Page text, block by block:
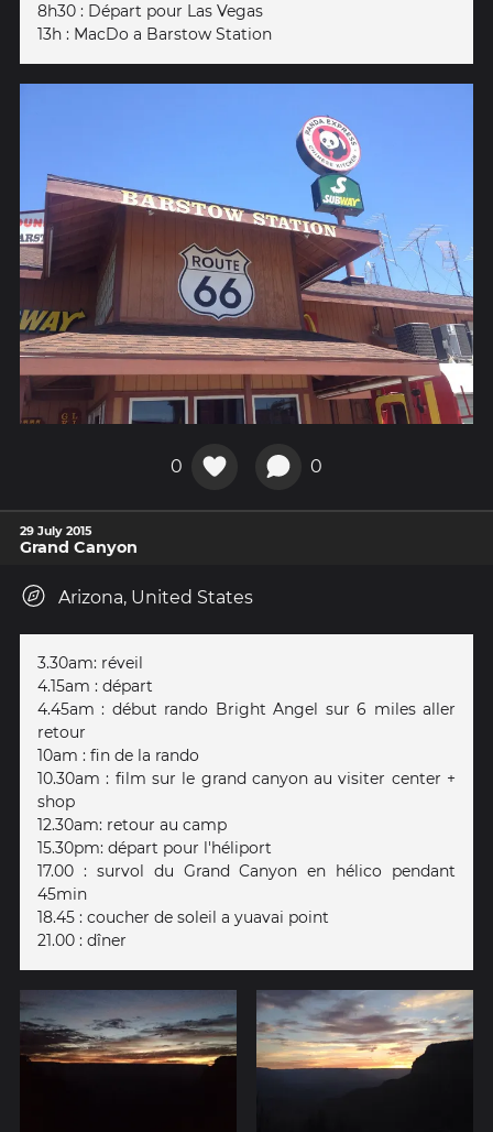
8h30 : Départ pour Las Vegas
13h : MacDo a Barstow Station
0 0
29 July 2015
Grand Canyon
Arizona, United States
3.30am: réveil
4.15am : départ
4.45am : début rando Bright Angel sur 6 miles aller
retour
10am : fin de la rando
10.30am : film sur le grand canyon au visiter center +
shop
12.30am: retour au camp
15.30pm: départ pour l'héliport
17.00 : survol du Grand Canyon en hélico pendant
45min
18.45 : coucher de soleil a yuavai point
21.00 : dîner